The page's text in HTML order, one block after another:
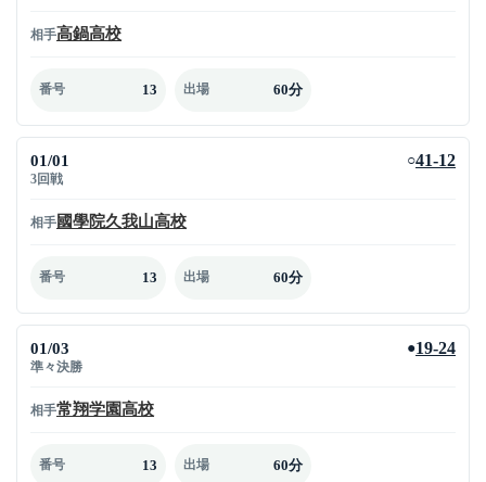
相手高鍋高校
番号 13 出場 60分
01/01
3回戦
○41-12
相手國學院久我山高校
番号 13 出場 60分
01/03
準々決勝
●19-24
相手常翔学園高校
番号 13 出場 60分